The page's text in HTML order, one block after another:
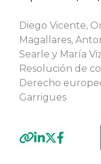
Diego Vicente,
Magallares,
Searle y María
Resolución de
Derecho
Garrigues